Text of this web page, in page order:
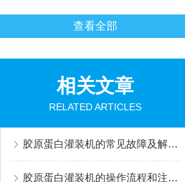
查看全部
相关文章
RELATED ARTICLES
胶原蛋白灌装机的常见故障及解决办法有哪些？
胶原蛋白灌装机的操作流程和注意事项